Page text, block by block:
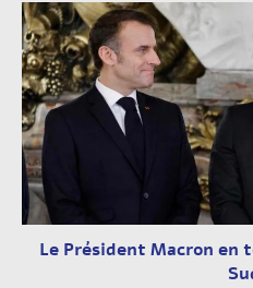
Le Président Macron en